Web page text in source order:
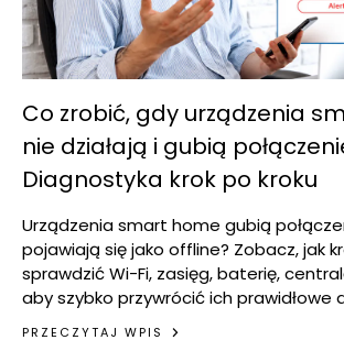
Co zrobić, gdy urządzenia
nie działają i gubią
Diagnostyka krok po kroku
Urządzenia smart home gubią
pojawiają się jako offline? Zobacz, jak
sprawdzić Wi-Fi, zasięg, baterię,
aby szybko przywrócić ich prawidłowe
PRZECZYTAJ WPIS